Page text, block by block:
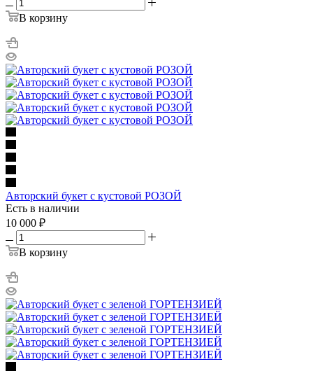
В корзину
Авторский букет с кустовой РОЗОЙ
Есть в наличии
10 000 ₽
В корзину